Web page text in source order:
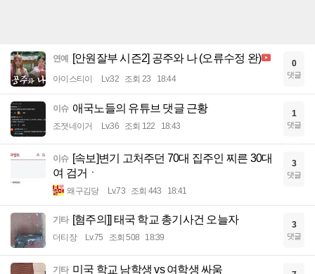
연예 [안원잘부 시즌2] 공주와 나 (오류수정 완)
아이스티이 Lv.32 조회 23 18:44
0
댓글
이슈 애국노들의 유튜브 댓글 근황
조졋네이거 Lv.36 조회 122 18:43
1
댓글
이슈 [속보]변기 고처주던 70대 집주인 찌른 30대
여 검거ㆍ
왜구김당 Lv.73 조회 443 18:41
3
댓글
기타 [혐주의]] 태국 학교 총기사건 오늘자
더티장 Lv.75 조회 508 18:39
3
댓글
기타 미국 학교 남학생 vs 여학생 싸움